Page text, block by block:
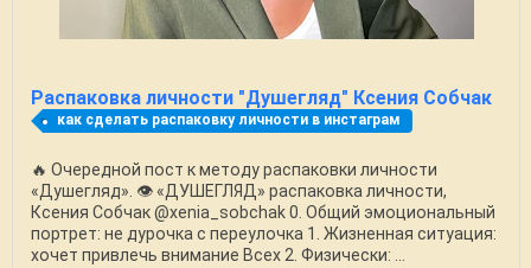
Распаковка личности "Душегляд" Ксения Собчак
как сделать распаковку личности в инстаграм
🔥 Очередной пост к методу распаковки личности
«Душегляд». 👁️ «ДУШЕГЛЯД» распаковка личности,
Ксения Собчак @xenia_sobchak 0. Общий эмоциональный
портрет: не дурочка с переулочка 1. Жизненная ситуация:
хочет привлечь внимание Всех 2. Физически: ...